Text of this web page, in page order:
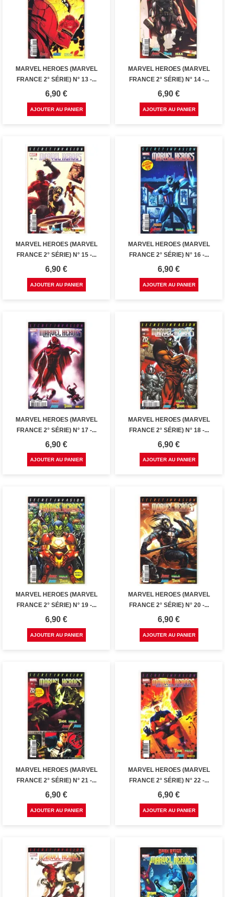
MARVEL HEROES (MARVEL
FRANCE 2° SÉRIE) N° 13 -...
Prix
6,90 €
AJOUTER AU PANIER
MARVEL HEROES (MARVEL
FRANCE 2° SÉRIE) N° 14 -...
Prix
6,90 €
AJOUTER AU PANIER
MARVEL HEROES (MARVEL
FRANCE 2° SÉRIE) N° 15 -...
Prix
6,90 €
AJOUTER AU PANIER
MARVEL HEROES (MARVEL
FRANCE 2° SÉRIE) N° 16 -...
Prix
6,90 €
AJOUTER AU PANIER
MARVEL HEROES (MARVEL
FRANCE 2° SÉRIE) N° 17 -...
Prix
6,90 €
AJOUTER AU PANIER
MARVEL HEROES (MARVEL
FRANCE 2° SÉRIE) N° 18 -...
Prix
6,90 €
AJOUTER AU PANIER
MARVEL HEROES (MARVEL
FRANCE 2° SÉRIE) N° 19 -...
Prix
6,90 €
AJOUTER AU PANIER
MARVEL HEROES (MARVEL
FRANCE 2° SÉRIE) N° 20 -...
Prix
6,90 €
AJOUTER AU PANIER
MARVEL HEROES (MARVEL
FRANCE 2° SÉRIE) N° 21 -...
Prix
6,90 €
AJOUTER AU PANIER
MARVEL HEROES (MARVEL
FRANCE 2° SÉRIE) N° 22 -...
Prix
6,90 €
AJOUTER AU PANIER